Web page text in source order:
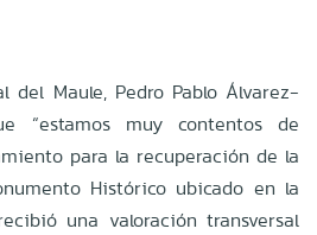
del Maule, Pedro Pablo Álvarez-
“estamos muy contentos de
para la recuperación de la
Histórico ubicado en la
una valoración transversal